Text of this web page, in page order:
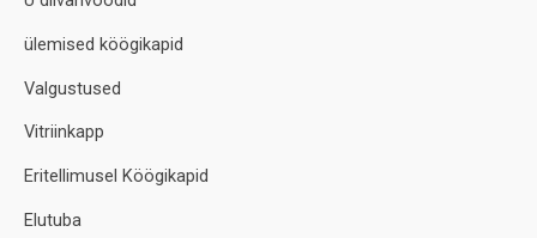
ülemised köögikapid
Valgustused
Vitriinkapp
Eritellimusel Köögikapid
Elutuba